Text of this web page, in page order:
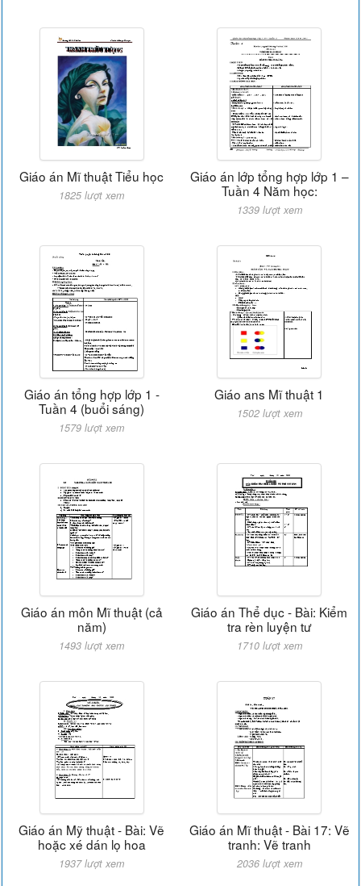
Giáo án Mĩ thuật Tiểu học
1825 lượt xem
Giáo án lớp tổng hợp lớp 1 –
Tuần 4 Năm học:
1339 lượt xem
Giáo án tổng hợp lớp 1 -
Tuần 4 (buổi sáng)
1579 lượt xem
Giáo ans Mĩ thuật 1
1502 lượt xem
Giáo án môn Mĩ thuật (cả
năm)
1493 lượt xem
Giáo án Thể dục - Bài: Kiểm
tra rèn luyện tư
1710 lượt xem
Giáo án Mỹ thuật - Bài: Vẽ
hoặc xé dán lọ hoa
1937 lượt xem
Giáo án Mĩ thuật - Bài 17: Vẽ
tranh: Vẽ tranh
2036 lượt xem